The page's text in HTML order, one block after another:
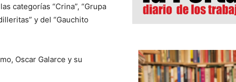
categorías “Crina”, “Grupa
y del “Gauchito
Oscar Galarce y su